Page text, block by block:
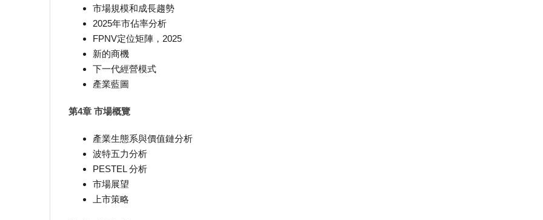
市場規模和成長趨勢
2025年市佔率分析
FPNV定位矩陣，2025
新的商機
下一代經營模式
產業藍圖
第4章 市場概覽
產業生態系與價值鏈分析
波特五力分析
PESTEL 分析
市場展望
上市策略